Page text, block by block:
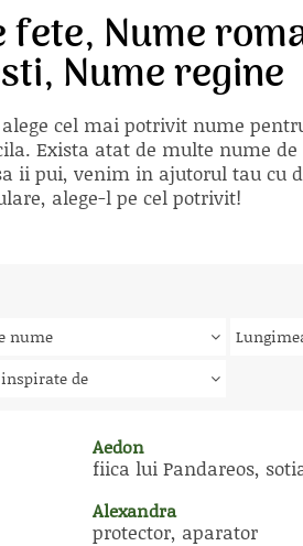
fete, Nume
Nume regine
cel mai potrivit nume
Exista atat de multe nume
ii pui, venim in ajutorul tau cu
alege-l pe cel potrivit!
nume
de
Aedon
fiica lui Pandareos,
Alexandra
protector, aparator